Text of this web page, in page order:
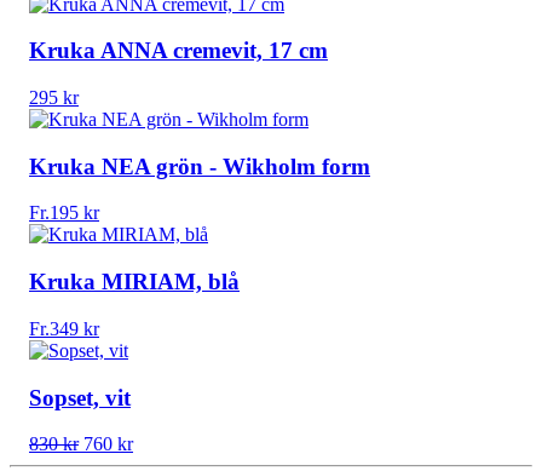
Kruka ANNA cremevit, 17 cm
295 kr
Kruka NEA grön - Wikholm form
Fr.195 kr
Kruka MIRIAM, blå
Fr.349 kr
Sopset, vit
830kr Det
ursprungliga
760 krDet
nuvarande